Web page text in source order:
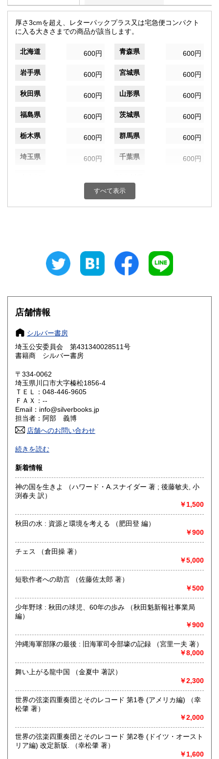
厚さ3cmを超え、レターパックプラス又は宅急便コンパクト
に入る大きさまでの商品が該当します。
北海道 600円 青森県 600円
岩手県 600円 宮城県 600円
秋田県 600円 山形県 600円
福島県 600円 茨城県 600円
栃木県 600円 群馬県 600円
埼玉県 600円 千葉県 600円
600円 富山県
600円 静岡県
奈良県 600円 和歌山県
岡山県 600円
山口県 600円
香川県 600円
高知県
佐賀県
熊本県
宮崎県 600円 鹿児島県 600円
すべて表示
店舗情報
シルバー書房
埼玉公安委員会 第431340028511号
書籍商 シルバー書房
〒334-0062
埼玉県川口市大字榛松1856-4
ＴＥＬ：048-446-9605
ＦＡＸ：--
Email：info@silverbooks.jp
担当者：阿部 義博
店舗へのお問い合わせ
古書全般取り扱いがございます。
自社ホームページのお客様への出張買取を行っており、
沿線名：-
最寄駅：-
営業時間：AM9:00～PM6:00
書籍の買取について
出張買取をメインとして、宅配での買取もおこなっておりま
す。
本だけでなく、CD・DVD・ゲーム等のメディア商品や、
詳しくは当店ホームページを参照ください。
http://www.silverbooks.jp
取り扱い分野
哲学宗教、歴史、社会科学、自然科学、美術工芸、国語国
文、外国文学、古典籍、近代文献、趣味、サブカルチャー、
古書一般（その他）
続きを読む
新着情報
神の国を生きよ （ハワード・A.スナイダー 著 ; 後藤敏夫, 小
渕春夫 訳）
￥1,500
秋田の水 : 資源と環境を考える （肥田登 編）
￥900
チェス （倉田操 著）
￥5,000
短歌作者への助言 （佐藤佐太郎 著）
￥500
少年野球 : 秋田の球児、60年の歩み （秋田魁新報社事業局
編）
￥900
沖縄海軍部隊の最後 : 旧海軍司令部壕の記録 （宮里一夫 著）
￥8,000
舞い上がる龍中国 （金夏中 著訳）
￥2,300
世界の弦楽四重奏団とそのレコード 第1巻 (アメリカ編) （幸
松肇 著）
￥2,000
世界の弦楽四重奏団とそのレコード 第2巻 (ドイツ・オースト
リア編) 改定新版. （幸松肇 著）
￥1,600